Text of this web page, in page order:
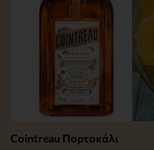
Cointreau Πορτοκάλι